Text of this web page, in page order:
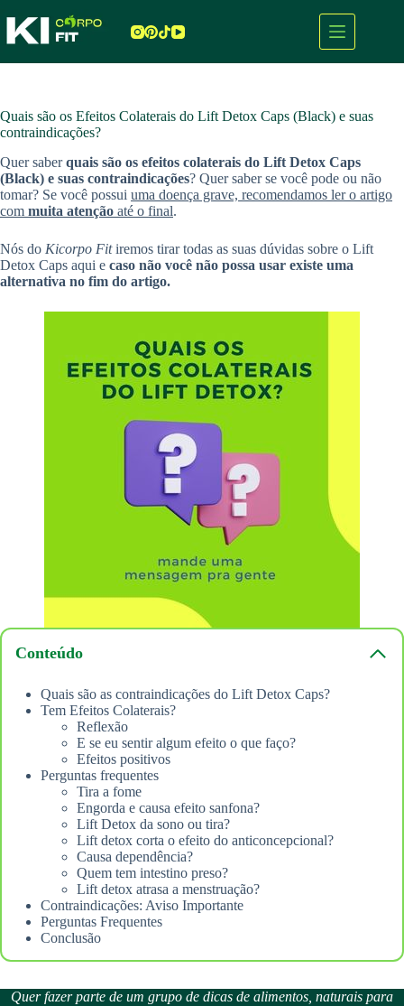
para
Quais são os Efeitos Colaterais do Lift Detox Caps (Black) e suas
contraindicações?
Quer saberquais são os efeitos colaterais do Lift Detox Caps
(Black) e suas contraindicações? Quer saber se você pode ou não
tomar? Se você possui uma doença grave, recomendamos ler o artigo
com muita atenção até o final.
Nós do Kicorpo Fitiremos tirar todas as suas dúvidas sobre o Lift
Detox Caps aqui e caso não você não possa usar existe uma
alternativa no fim do artigo.
Conteúdo
Quais são as contraindicações do Lift Detox Caps?
Tem Efeitos Colaterais?
Reflexão
E se eu sentir algum efeito o que faço?
Efeitos positivos
Perguntas frequentes
Tira a fome
Engorda e causa efeito sanfona?
Lift Detox da sono ou tira?
Lift detox corta o efeito do anticoncepcional?
Causa dependência?
Quem tem intestino preso?
Lift detox atrasa a menstruação?
Contraindicações: Aviso Importante
Perguntas Frequentes
Conclusão
Quer fazer parte de um grupo de dicas de alimentos, naturais para